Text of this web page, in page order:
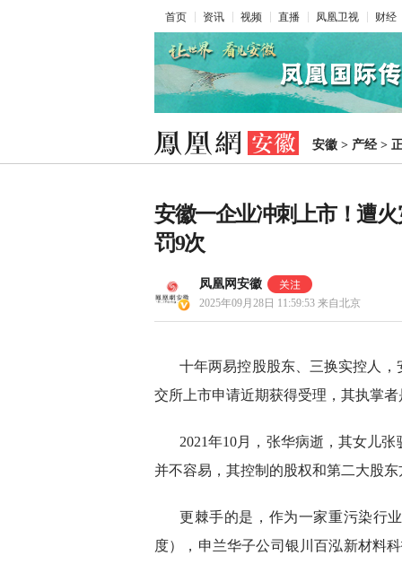
首页 资讯 视频 直播 凤凰卫视 财经
安徽 > 产经>
安徽一企业冲刺上市！遭
罚9次
凤凰网安徽
2025年09月28日 11:59:53 来自北京
十年两易控股股东、三换实控人
交所上市申请近期获得受理，其执掌者
2021年10月，张华病逝，其女儿
并不容易，其控制的股权和第二大股
更棘手的是，作为一家重污染行
度），申兰华子公司银川百泓新材料